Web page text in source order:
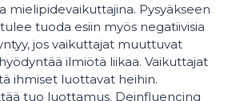
mielipidevaikuttajina. Pysyäkseen
tuoda esiin myös negatiivisia
jos vaikuttajat muuttuvat
ilmiötä liikaa. Vaikuttajat
ihmiset luottavat heihin.
tuo luottamus. Deinfluencing